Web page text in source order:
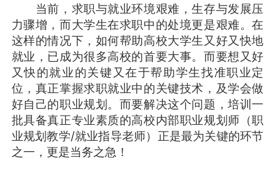
当前，求职与就业环境艰难，生存与发展压
力骤增，而大学生在求职中的处境更是艰难。在
这样的情况下，如何帮助高校大学生又好又快地
就业，已成为很多高校的首要大事。而要想又好
又快的就业的关键又在于帮助学生找准职业定
位，真正掌握求职就业中的关键技术，及学会做
好自己的职业规划。而要解决这个问题，培训一
批具备真正专业素质的高校内部职业规划师（职
业规划教学/就业指导老师）正是最为关键的环节
之一，更是当务之急！